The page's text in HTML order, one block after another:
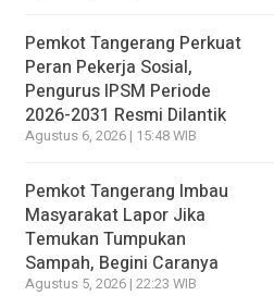
Pemkot Tangerang Perkuat
Peran Pekerja Sosial,
Pengurus IPSM Periode
2026-2031 Resmi Dilantik
Agustus 6, 2026 | 15:48 WIB
Pemkot Tangerang Imbau
Masyarakat Lapor Jika
Temukan Tumpukan
Sampah, Begini Caranya
Agustus 5, 2026 | 22:23 WIB